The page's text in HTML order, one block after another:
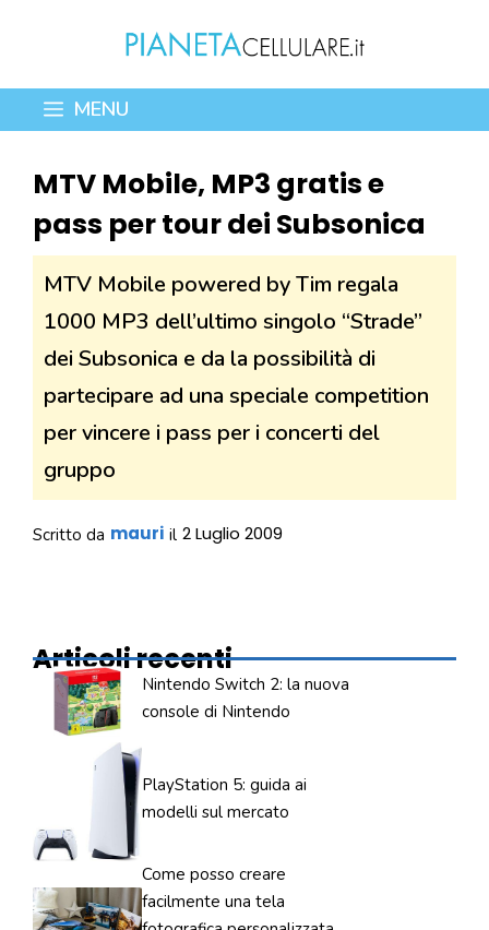
contenuto
MENU
MTV Mobile, MP3 gratis e
pass per tour dei Subsonica
MTV Mobile powered by Tim regala
1000 MP3 dell’ultimo singolo “Strade”
dei Subsonica e da la possibilità di
partecipare ad una speciale competition
per vincere i pass per i concerti del
gruppo
Scritto da mauri il 2 Luglio 2009
Articoli recenti
Nintendo Switch 2: la nuova
console di Nintendo
PlayStation 5: guida ai
modelli sul mercato
Come posso creare
facilmente una tela